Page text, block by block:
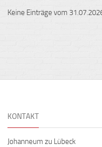
Keine Einträge vom
KONTAKT
Johanneum zu Lübeck